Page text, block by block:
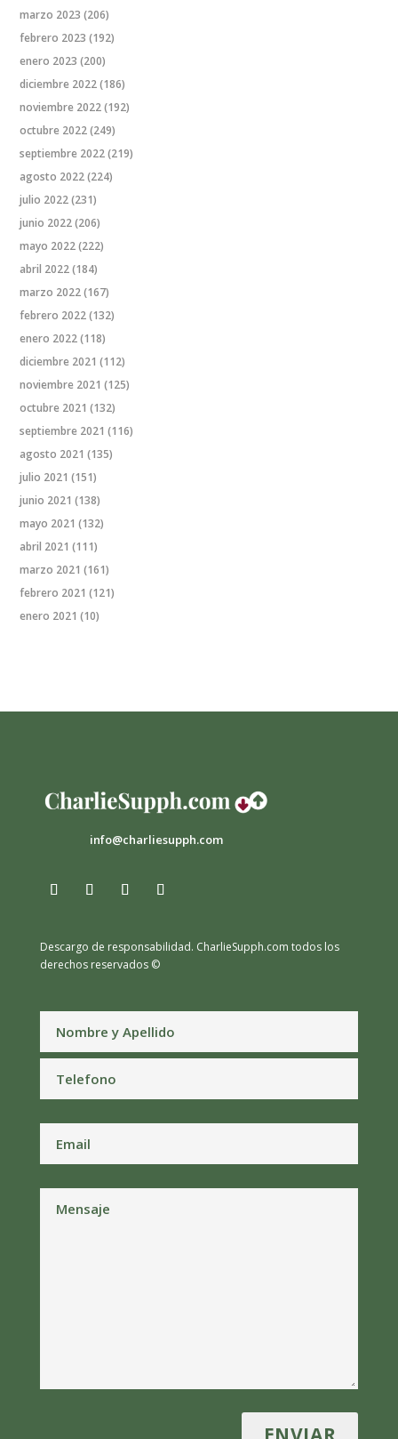
marzo 2023 (206)
febrero 2023 (192)
enero 2023 (200)
diciembre 2022(186)
noviembre 2022(192)
octubre 2022(249)
septiembre 2022(219)
agosto 2022(224)
julio 2022(231)
junio 2022(206)
mayo 2022(222)
abril 2022(184)
marzo 2022(167)
febrero 2022(132)
enero 2022(118)
diciembre 2021 (112)
noviembre 2021 (125)
octubre 2021 (132)
septiembre 2021 (116)
agosto 2021 (135)
julio 2021 (151)
junio 2021 (138)
mayo 2021 (132)
abril 2021 (111)
marzo 2021 (161)
febrero 2021 (121)
enero 2021 (10)
info@charliesupph.com
Descargo de responsabilidad. CharlieSupph.com todos los
derechos reservados ©